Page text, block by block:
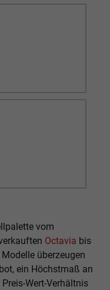
vom
Octavia bis
Modelle überzeugen
ein Höchstmaß an
Wert-Verhältnis